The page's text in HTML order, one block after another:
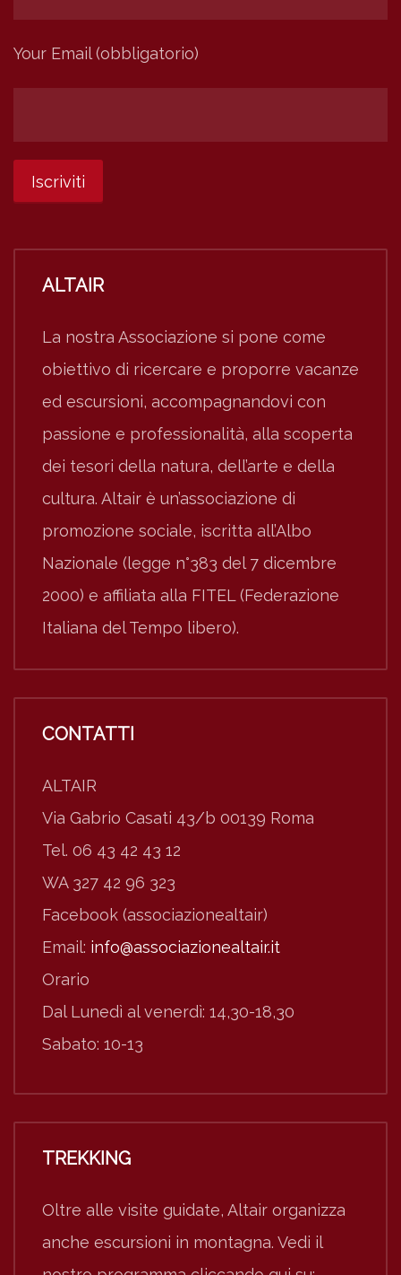
Your Email (obbligatorio)
ALTAIR
La nostra Associazione si pone come
obiettivo di ricercare e proporre vacanze
ed escursioni, accompagnandovi con
passione e professionalità, alla scoperta
dei tesori della natura, dell’arte e della
cultura. Altair è un’associazione di
promozione sociale, iscritta all’Albo
Nazionale (legge n°383 del 7 dicembre
2000) e affiliata alla FITEL (Federazione
Italiana del Tempo libero).
CONTATTI
ALTAIR
Via Gabrio Casati 43/b 00139 Roma
Tel. 06 43 42 43 12
WA 327 42 96 323
Facebook (associazionealtair)
Email: info@associazionealtair.it
Orario
Dal Lunedì al venerdì: 14,30-18,30
Sabato: 10-13
TREKKING
Oltre alle visite guidate, Altair organizza
anche escursioni in montagna. Vedi il